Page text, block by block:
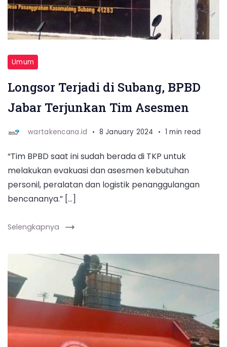
Umum
Longsor Terjadi di Subang, BPBD
Jabar Terjunkan Tim Asesmen
wartakencana.id 8 January 2024 1 min read
“Tim BPBD saat ini sudah berada di TKP untuk
melakukan evakuasi dan asesmen kebutuhan
personil, peralatan dan logistik penanggulangan
bencananya.” […]
Selengkapnya